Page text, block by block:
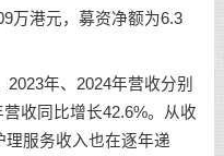
万港元，募资净额为6.3
年、2024年营收分别
收同比增长42.6%。从收
服务收入也在逐年递